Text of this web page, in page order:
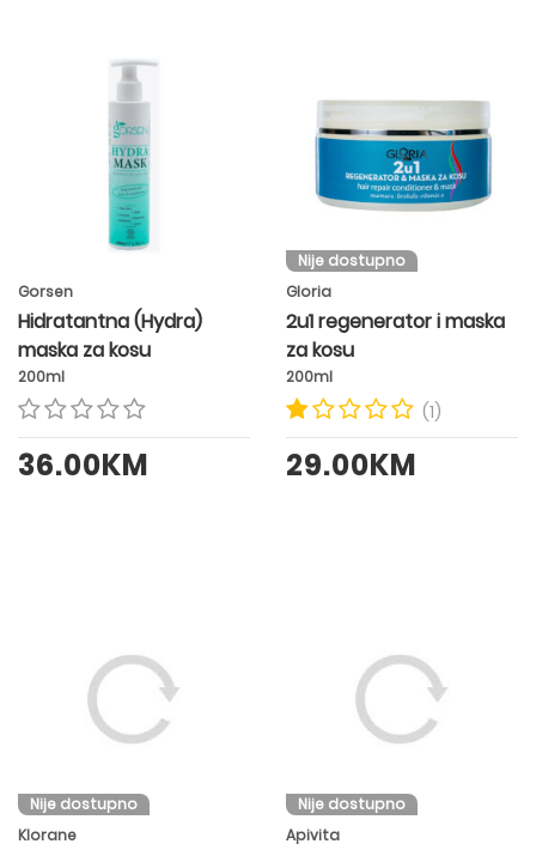
Gorsen
Hidratantna (Hydra)
maska za kosu
200ml
36.00KM
Nije dostupno
Gloria
2u1 regenerator i maska
za kosu
200ml
(1)
29.00KM
Nije dostupno
Klorane
Nije dostupno
Apivita